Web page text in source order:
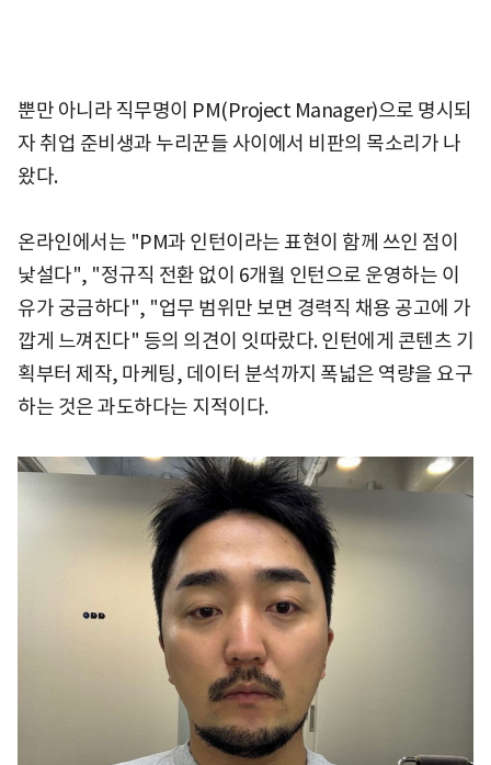
뿐만 아니라 직무명이 PM(Project Manager)으로 명시되
자 취업 준비생과 누리꾼들 사이에서 비판의 목소리가 나
왔다.
온라인에서는 "PM과 인턴이라는 표현이 함께 쓰인 점이
낯설다", "정규직 전환 없이 6개월 인턴으로 운영하는 이
유가 궁금하다", "업무 범위만 보면 경력직 채용 공고에 가
깝게 느껴진다" 등의 의견이 잇따랐다. 인턴에게 콘텐츠 기
획부터 제작, 마케팅, 데이터 분석까지 폭넓은 역량을 요구
하는 것은 과도하다는 지적이다.